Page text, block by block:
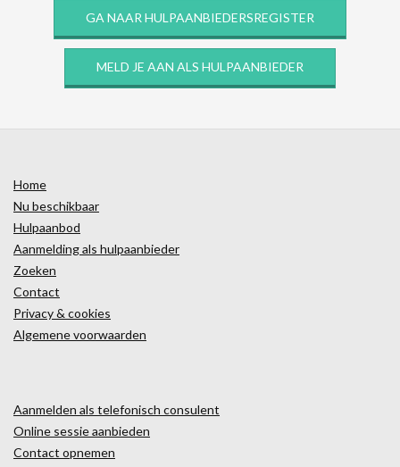
GA NAAR HULPAANBIEDERSREGISTER
MELD JE AAN ALS HULPAANBIEDER
Home
Nu beschikbaar
Hulpaanbod
Aanmelding als hulpaanbieder
Zoeken
Contact
Privacy & cookies
Algemene voorwaarden
Aanmelden als telefonisch consulent
Online sessie aanbieden
Contact opnemen